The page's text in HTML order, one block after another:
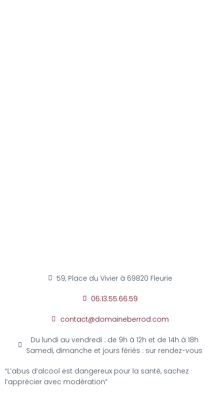
59, Place du Vivier à 69820 Fleurie
06.13.55.66.59
contact@domaineberrod.com
Du lundi au vendredi : de 9h à 12h et de 14h à 18h
Samedi, dimanche et jours fériés : sur rendez-vous
“L’abus d’alcool est dangereux pour la santé, sachez
l’apprécier avec modération”